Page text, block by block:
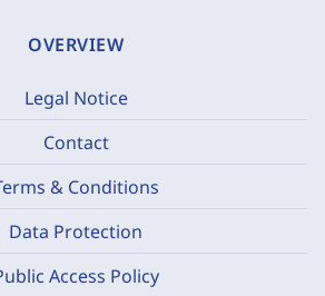
OVERVIEW
Legal Notice
Contact
& Conditions
Data Protection
Access Policy